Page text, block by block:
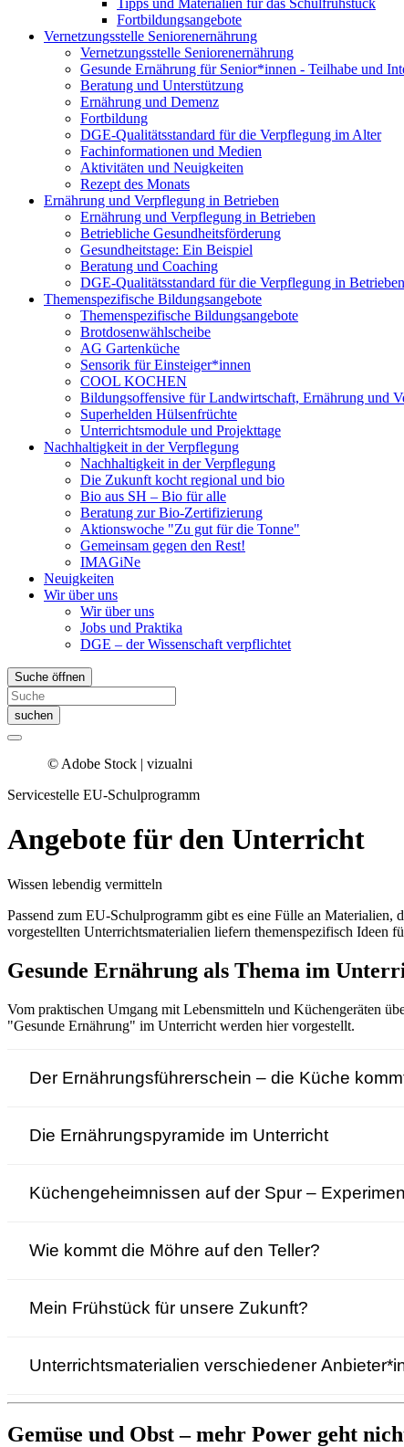
Tipps und Materialien für das Schulfrühstück
Fortbildungsangebote
Vernetzungsstelle Seniorenernährung
Vernetzungsstelle Seniorenernährung
Gesunde Ernährung für Senior*innen - Teilhabe und
Beratung und Unterstützung
Ernährung und Demenz
Fortbildung
DGE-Qualitätsstandard für die Verpflegung im Alter
Fachinformationen und Medien
Aktivitäten und Neuigkeiten
Rezept des Monats
Ernährung und Verpflegung in Betrieben
Ernährung und Verpflegung in Betrieben
Betriebliche Gesundheitsförderung
Gesundheitstage: Ein Beispiel
Beratung und Coaching
DGE-Qualitätsstandard für die Verpflegung in
Themenspezifische Bildungsangebote
Themenspezifische Bildungsangebote
Brotdosenwählscheibe
AG Gartenküche
Sensorik für Einsteiger*innen
COOL KOCHEN
Bildungsoffensive für Landwirtschaft, Ernährung und
Superhelden Hülsenfrüchte
Unterrichtsmodule und Projekttage
Nachhaltigkeit in der Verpflegung
Nachhaltigkeit in der Verpflegung
Die Zukunft kocht regional und bio
Bio aus SH – Bio für alle
Beratung zur Bio-Zertifizierung
Aktionswoche "Zu gut für die Tonne"
Gemeinsam gegen den Rest!
IMAGiNe
Neuigkeiten
Wir über uns
Wir über uns
Jobs und Praktika
DGE – der Wissenschaft verpflichtet
Suche öffnen
suchen
© Adobe Stock | vizualni
Servicestelle EU-Schulprogramm
Angebote für den Unterricht
Wissen lebendig vermitteln
Passend zum EU-Schulprogramm gibt es eine Fülle an Materialien,
vorgestellten Unterrichtsmaterialien liefern themenspezifisch Ideen
Gesunde Ernährung als Thema im
Vom praktischen Umgang mit Lebensmitteln und Küchengeräten
"Gesunde Ernährung" im Unterricht werden hier vorgestellt.
Der Ernährungsführerschein – die Küche
Die Ernährungspyramide im Unterricht
Küchen­geheimnissen auf der Spur –
Wie kommt die Möhre auf den Teller?
Mein Frühstück für unsere Zukunft?
Unterrichtsmaterialien verschiedener
Gemüse und Obst – mehr Power geht